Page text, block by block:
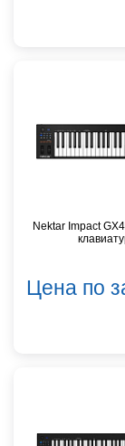
Nektar Impact
Цена по